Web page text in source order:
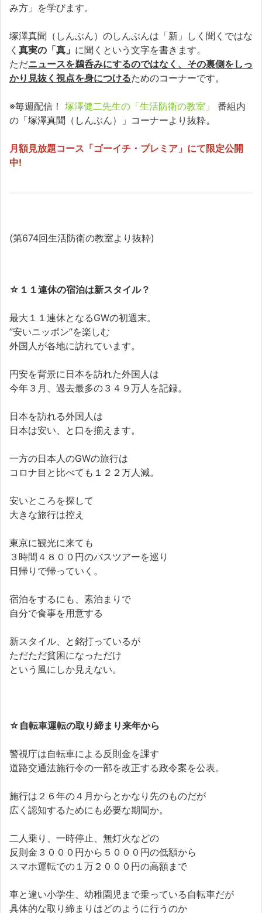
み方」を学びます。
塚澤真聞（しんぶん）のしんぶんは「新」しく聞くではな
く 真実の「真」 に聞くという文字を書きます。
ただニュースを鵜呑みにするのではなく、その裏側をしっ
かり見抜く視点を身につけるためのコーナーです。
※毎週配信！ 塚澤健二先生の「生活防衛の教室」
番組内
の「塚澤真聞（しんぶん）」コーナーより抜粋。
月額見放題コース「ゴーイチ・プレミア」にて限定公開
中!
(第674回生活防衛の教室より抜粋)
☆ １１連休の宿泊は新スタイル？
最大１１連休となるGWの初週末。
”安いニッポン”を楽しむ
外国人が各地に訪れています。
円安を背景に日本を訪れた外国人は
今年３月、過去最多の３４９万人を記録。
日本を訪れる外国人は
日本は安い、と口を揃えます。
一方の日本人のGWの旅行は
コロナ目と比べても１２２万人減。
安いところを探して
大きな旅行は控え
東京に観光に来ても
３時間４８００円のバスツアーを巡り
日帰りで帰っていく。
宿泊をするにも、素泊まりで
自分で食事を用意する
新スタイル、と銘打っているが
ただただ貧困になっただけ
という風にしか見えない。
☆自転車運転の取り締まり来年から
警視庁は自転車による反則金を課す
道路交通法施行令の一部を改正する政令案を公表。
施行は２６年の４月からとかなり先のものだが
広く認知するためにも必要な期間か。
二人乗り、一時停止、無灯火などの
反則金３０００円から５０００円の低額から
スマホ運転での１万２０００円の高額まで
車と違い小学生、幼稚園児まで乗っている自転車だが
具体的な取り締まりはどのように行うのか